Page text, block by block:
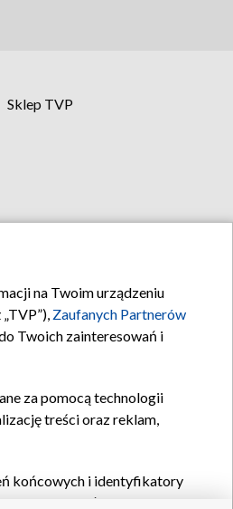
Sklep TVP
na Twoim urządzeniu
Zaufanych Partnerów
Twoich zainteresowań i
za pomocą technologii
treści oraz reklam,
końcowych i identyfikatory
oraz pozostałych